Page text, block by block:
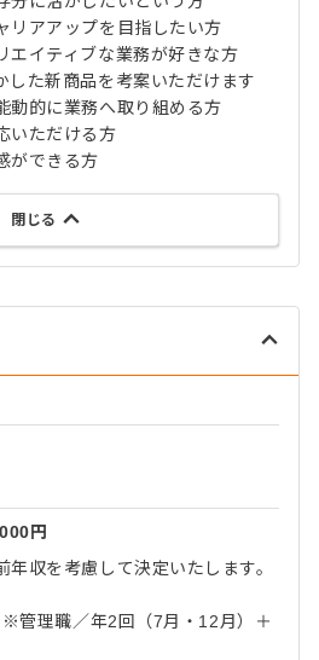
アアップを目指したい方
イティブな業務が好きな方
た新商品を考案いただけます
的に業務へ取り組める方
いただける方
ができる方
閉じる
円
収を考慮して決定いたします。
管理職／年2回（7月・12月）＋